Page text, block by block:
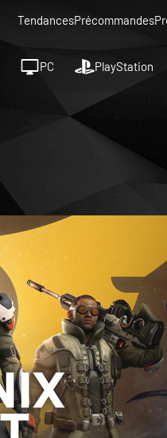
TendancesPrécommandes
PC PlayStation